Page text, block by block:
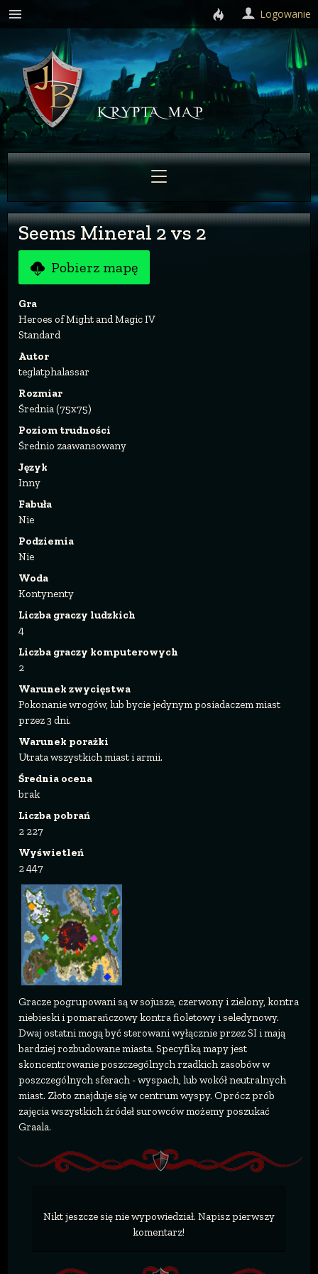
Seems Mineral 2 vs 2
Pobierz mapę
Gra
Heroes of Might and Magic IV
Standard
Autor
teglatphalassar
Rozmiar
Średnia (75x75)
Poziom trudności
Średnio zaawansowany
Język
Inny
Fabuła
Nie
Podziemia
Nie
Woda
Kontynenty
Liczba graczy ludzkich
4
Liczba graczy komputerowych
2
Warunek zwycięstwa
Pokonanie wrogów, lub bycie jedynym posiadaczem miast
przez 3 dni.
Warunek porażki
Utrata wszystkich miast i armii.
Średnia ocena
brak
Liczba pobrań
2 227
Wyświetleń
2 447
Gracze pogrupowani są w sojusze, czerwony i zielony, kontra
niebieski i pomarańczowy kontra fioletowy i seledynowy.
Dwaj ostatni mogą być sterowani wyłącznie przez SI i mają
bardziej rozbudowane miasta. Specyfiką mapy jest
skoncentrowanie poszczególnych rzadkich zasobów w
poszczególnych sferach - wyspach, lub wokół neutralnych
miast. Złoto znajduje się w centrum wyspy. Oprócz prób
zajęcia wszystkich źródeł surowców możemy poszukać
Graala.
Nikt jeszcze się nie wypowiedział. Napisz pierwszy
komentarz!
Logowanie